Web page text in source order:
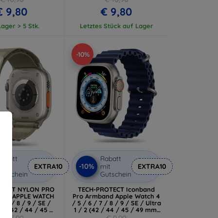
9,80
> 5 Stk.
€ 9,80
Letztes Stück auf Lager
Rabatt
Gutschein
EXTRA10
NYLON PRO
APPLE WATCH
/ 7 / 8 / 9 / SE /
/ 2 (42 / 44 / 45 /
-10%
-10%
Rabatt
mit
Gutschein
EXTRA10
TECH-PROTECT Iconband
Pro Armband Apple Watch 4
/ 5 / 6 / 7 / 8 / 9 / SE / Ultra
1 / 2 (42 / 44 / 45 / 49 mm)